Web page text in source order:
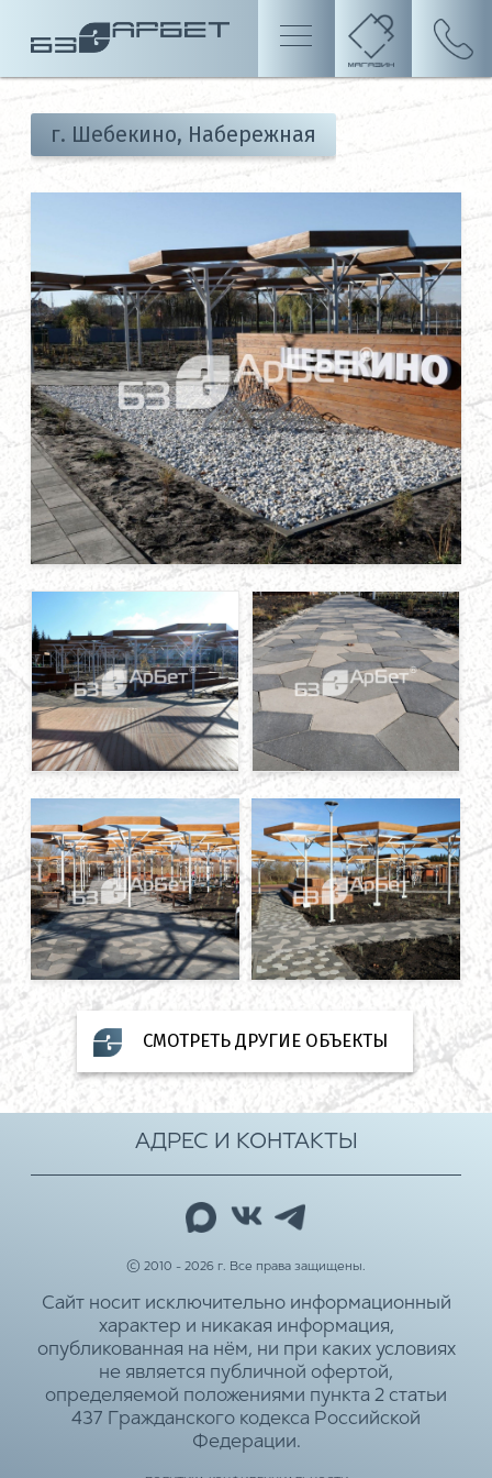
г. Шебекино, Набережная
СМОТРЕТЬ ДРУГИЕ ОБЪЕКТЫ
© 2010 - 2026 г. Все права защищены.
Сайт носит исключительно информационный
характер и никакая информация,
опубликованная на нём, ни при каких условиях
не является публичной офертой,
определяемой положениями пункта 2 статьи
437 Гражданского кодекса Российской
Федерации.
АДРЕС И КОНТАКТЫ